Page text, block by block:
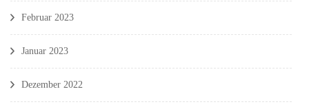
Februar 2023
Januar 2023
Dezember 2022